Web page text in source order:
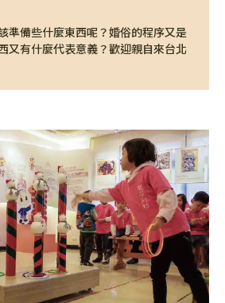
準備些什麼東西呢？婚俗的程序又是
又有什麼代表意義？歡迎親自來台北